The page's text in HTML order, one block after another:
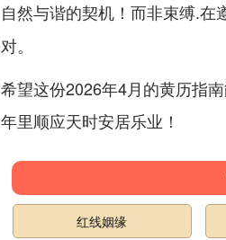
自然与谐的契机！而非束缚.在
对。
希望这份2026年4月的黄历指
年里顺应天时安居乐业！
红线姻缘